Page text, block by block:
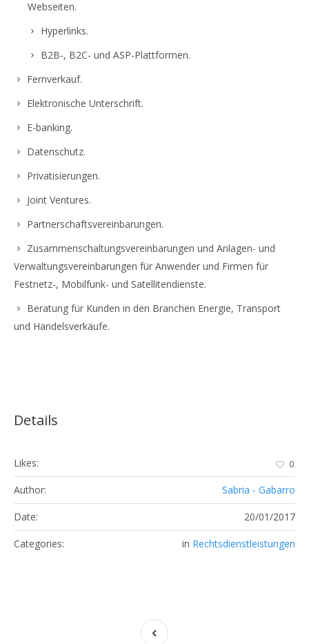
Webseiten.
Hyperlinks.
B2B-, B2C- und ASP-Plattformen.
Fernverkauf.
Elektronische Unterschrift.
E-banking.
Datenschutz.
Privatisierungen.
Joint Ventures.
Partnerschaftsvereinbarungen.
Zusammenschaltungsvereinbarungen und Anlagen- und
Verwaltungsvereinbarungen für Anwender und Firmen für
Festnetz-, Mobilfunk- und Satellitendienste.
Beratung für Kunden in den Branchen Energie, Transport
und Handelsverkäufe.
Details
Likes: 0
Author: Sabria - Gabarro
Date: 20/01/2017
Categories: in Rechtsdienstleistungen